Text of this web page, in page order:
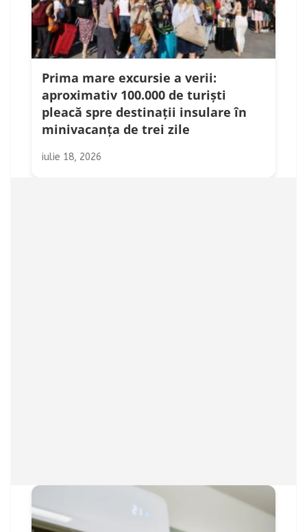
Prima mare excursie a verii:
aproximativ 100.000 de turiști
pleacă spre destinații insulare în
minivacanța de trei zile
iulie 18, 2026